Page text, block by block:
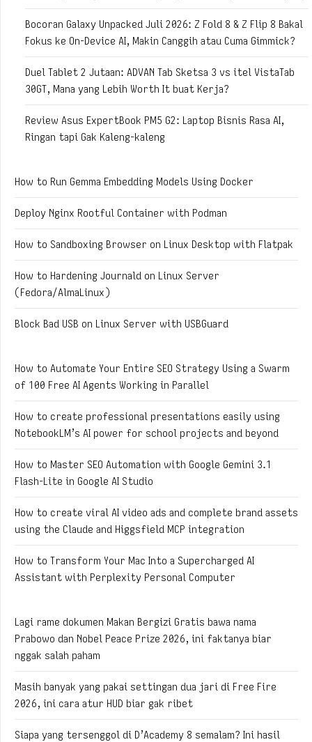
Bocoran Galaxy Unpacked Juli 2026: Z Fold 8 & Z Flip 8 Bakal
Fokus ke On-Device AI, Makin Canggih atau Cuma Gimmick?
Duel Tablet 2 Jutaan: ADVAN Tab Sketsa 3 vs itel VistaTab
30GT, Mana yang Lebih Worth It buat Kerja?
Review Asus ExpertBook PM5 G2: Laptop Bisnis Rasa AI,
Ringan tapi Gak Kaleng-kaleng
How to Run Gemma Embedding Models Using Docker
Deploy Nginx Rootful Container with Podman
How to Sandboxing Browser on Linux Desktop with Flatpak
How to Hardening Journald on Linux Server
(Fedora/AlmaLinux)
Block Bad USB on Linux Server with USBGuard
How to Automate Your Entire SEO Strategy Using a Swarm
of 100 Free AI Agents Working in Parallel
How to create professional presentations easily using
NotebookLM’s AI power for school projects and beyond
How to Master SEO Automation with Google Gemini 3.1
Flash-Lite in Google AI Studio
How to create viral AI video ads and complete brand assets
using the Claude and Higgsfield MCP integration
How to Transform Your Mac Into a Supercharged AI
Assistant with Perplexity Personal Computer
Lagi rame dokumen Makan Bergizi Gratis bawa nama
Prabowo dan Nobel Peace Prize 2026, ini faktanya biar
nggak salah paham
Masih banyak yang pakai settingan dua jari di Free Fire
2026, ini cara atur HUD biar gak ribet
Siapa yang tersenggol di D’Academy 8 semalam? Ini hasil